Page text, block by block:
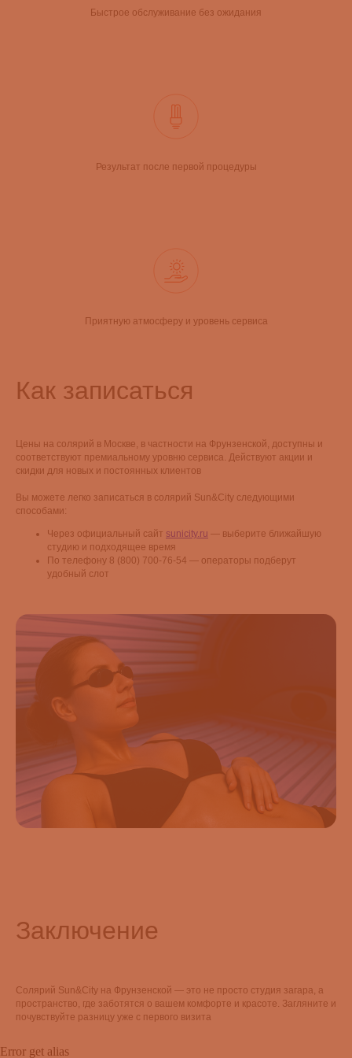
Быстрое обслуживание без ожидания
Результат после первой процедуры
Приятную атмосферу и уровень сервиса
Как записаться
Цены на солярий в Москве, в частности на Фрунзенской, доступны и
соответствуют премиальному уровню сервиса. Действуют акции и
скидки для новых и постоянных клиентов
Вы можете легко записаться в солярий Sun&City следующими
способами:
Через официальный сайт sunicity.ru — выберите ближайшую
студию и подходящее время
По телефону 8 (800) 700-76-54 — операторы подберут
удобный слот
Заключение
Солярий Sun&City на Фрунзенской — это не просто студия загара, а
пространство, где заботятся о вашем комфорте и красоте. Загляните и
почувствуйте разницу уже с первого визита
Error get alias